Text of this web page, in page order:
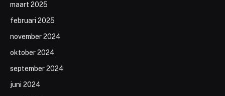
maart 2025
februari 2025
november 2024
oktober 2024
september 2024
juni 2024